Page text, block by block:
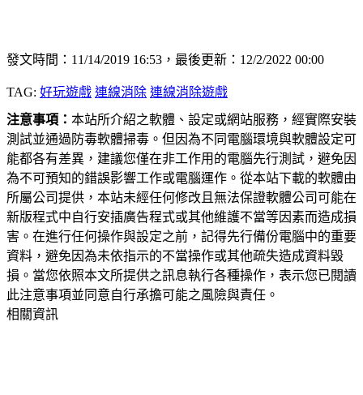
發文時間：11/14/2019 16:53，最後更新：12/2/2022 00:00
TAG: 好玩遊戲 連線消除 連線消除遊戲
注意事項： 本站所介紹之軟體、設定或網站服務，經實際安裝
測試並通過防毒軟體掃毒。但因為不同電腦環境與軟體設定可
能都各有差異，建議您僅在非工作用的電腦先行測試，避免因
為不可預知的錯誤影響工作或電腦運作。從本站下載的軟體由
所屬公司提供，本站未經任何修改且無法保證軟體公司可能在
新版程式中自行安插廣告程式或其他維護不當等因素而造成損
害。在進行任何操作與設定之前，記得先行備份電腦中的重要
資料，避免因為未依指示的不當操作或其他疏失造成資料毀
損。當您依照本文所提供之訊息執行各種操作，表示您已閱讀
此注意事項並同意自行承擔可能之風險與責任。
相關資訊